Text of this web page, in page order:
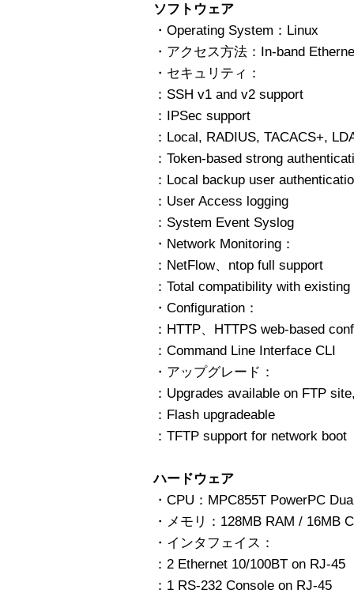
ソフトウェア
・Operating System：Linux
・アクセス方法：In-band
・セキュリティ：
：SSH v1 and v2 support
：IPSec support
：Local, RADIUS, TACACS+,
：Token-based strong
：Local backup user
：User Access logging
：System Event Syslog
・Network Monitoring：
：NetFlow、ntop full support
：Total compatibility with
・Configuration：
：HTTP、HTTPS web-based
：Command Line Interface CLI
・アップグレード：
：Upgrades available on FTP
：Flash upgradeable
：TFTP support for network boot
ハードウェア
・CPU：MPC855T PowerPC
・メモリ：128MB RAM / 16MB
・インタフェイス：
：2 Ethernet 10/100BT on RJ-45
：1 RS-232 Console on RJ-45